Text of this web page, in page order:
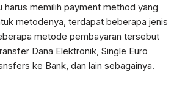
harus memilih payment method yang
metodenya, terdapat beberapa jenis
metode pembayaran tersebut
Dana Elektronik, Single Euro
ke Bank, dan lain sebagainya.